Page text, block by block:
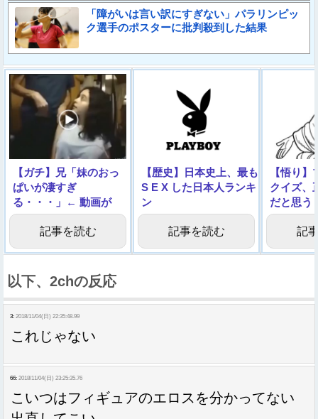
「障がいは言い訳にすぎない」パラリンピッ
ク選手のポスターに批判殺到した結果
【ガチ】兄「妹のおっ
ぱいが凄すぎ
る・・・」← 動画が
1000万回再生される
記事を読む
【歴史】日本史上、最も
S E X した日本人ランキ
ン
グ！！！！！！！！！！
記事を読む
【悟り
クイズ、
だと思う
記
以下、2chの反応
3: 2018/11/04(日) 22:35:48.99
これじゃない
66: 2018/11/04(日) 23:25:35.76
こいつはフィギュアのエロスを分かってない